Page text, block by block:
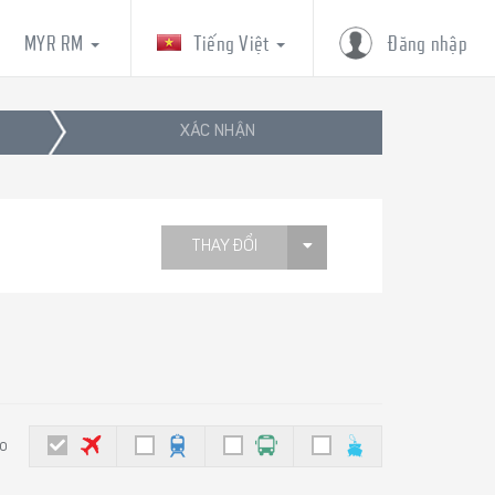
Đăng nhập
Tiếng Việt
MYR RM
XÁC NHẬN
THAY ĐỔI